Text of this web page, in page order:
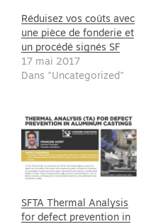
Réduisez vos coûts avec
une pièce de fonderie et
un procédé signés SF
17 mai 2017
Dans "Uncategorized"
SFTA Thermal Analysis
for defect prevention in